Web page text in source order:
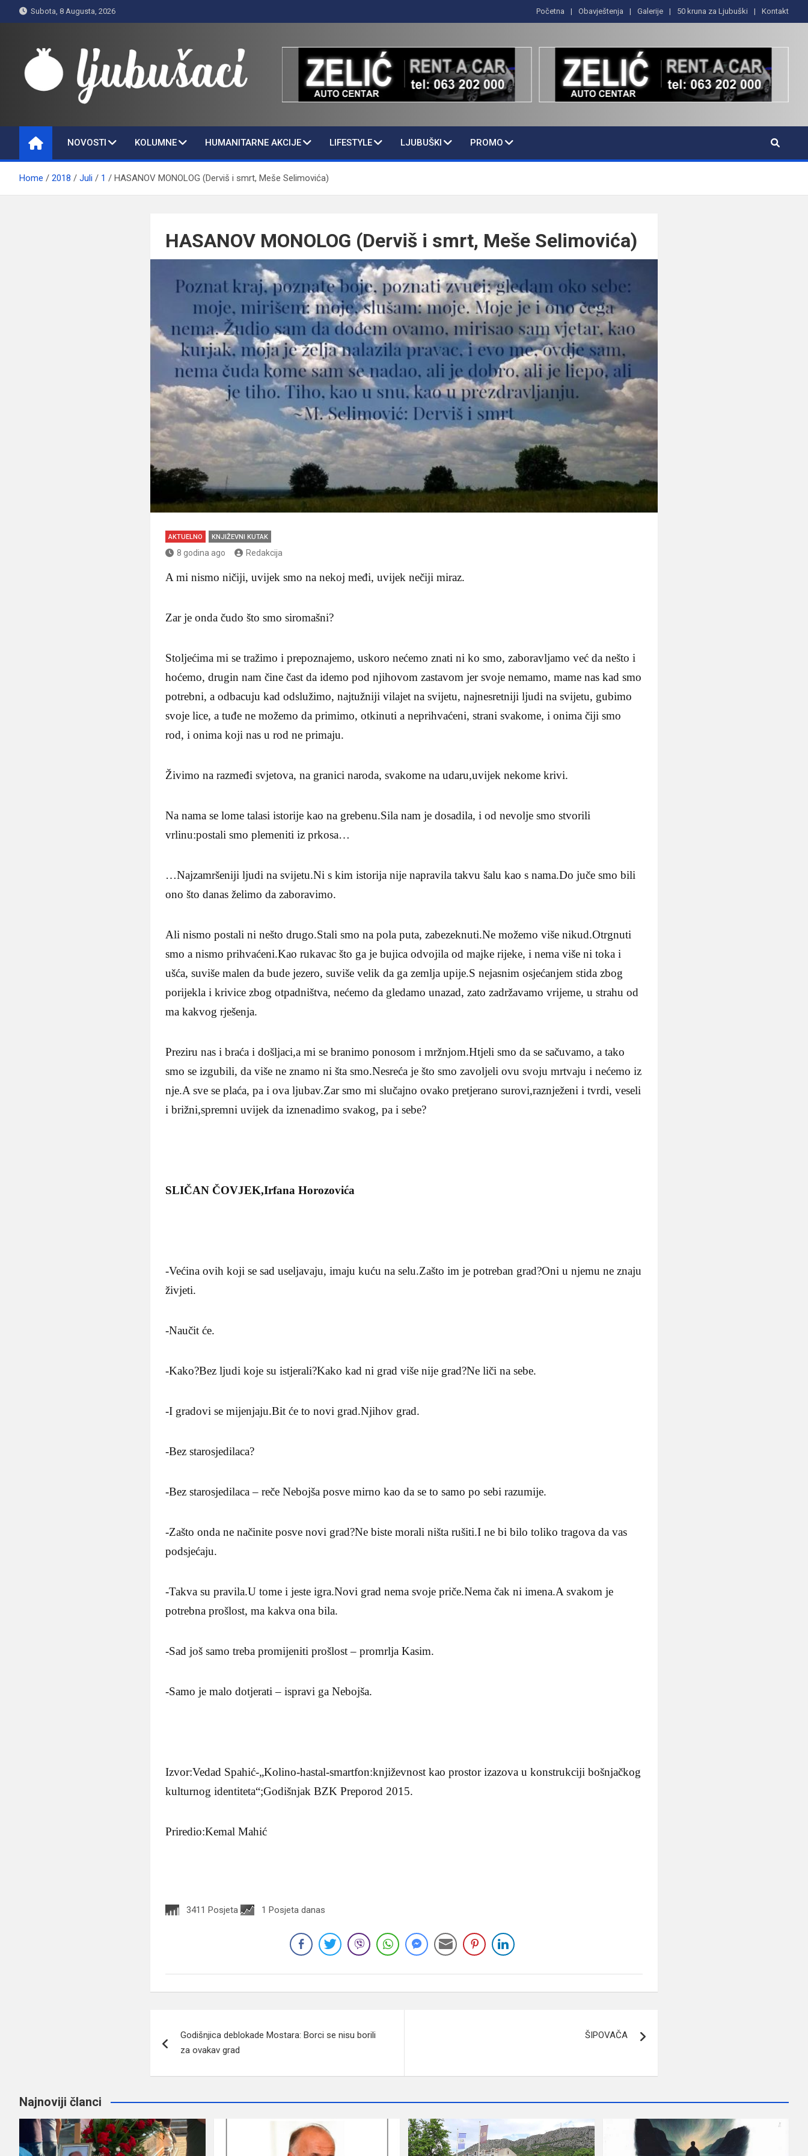
to
Subota, 8 Augusta, 2026 Početna Obavještenja Galerije 50 kruna za Ljubuški Kontakt
Ljubušaci
NOVOSTI KOLUMNE HUMANITARNE AKCIJE LIFESTYLE LJUBUŠKI PROMO
Home 2018 Juli 1 HASANOV MONOLOG (Derviš i smrt, Meše Selimovića)
HASANOV MONOLOG (Derviš i smrt, Meše Selimovića)
AKTUELNO KNJIŽEVNI KUTAK
8 godina ago Redakcija
A mi nismo ničiji, uvijek smo na nekoj međi, uvijek nečiji miraz.
Zar je onda čudo što smo siromašni?
Stoljećima mi se tražimo i prepoznajemo, uskoro nećemo znati ni ko smo, zaboravljamo već da nešto i
hoćemo, drugin nam čine čast da idemo pod njihovom zastavom jer svoje nemamo, mame nas kad smo
potrebni, a odbacuju kad odslužimo, najtužniji vilajet na svijetu, najnesretniji ljudi na svijetu, gubimo
svoje lice, a tuđe ne možemo da primimo, otkinuti a neprihvaćeni, strani svakome, i onima čiji smo
rod, i onima koji nas u rod ne primaju.
Živimo na razmeđi svjetova, na granici naroda, svakome na udaru,uvijek nekome krivi.
Na nama se lome talasi istorije kao na grebenu.Sila nam je dosadila, i od nevolje smo stvorili
vrlinu:postali smo plemeniti iz prkosa…
…Najzamršeniji ljudi na svijetu.Ni s kim istorija nije napravila takvu šalu kao s nama.Do juče smo bili
ono što danas želimo da zaboravimo.
Ali nismo postali ni nešto drugo.Stali smo na pola puta, zabezeknuti.Ne možemo više nikud.Otrgnuti
smo a nismo prihvaćeni.Kao rukavac što ga je bujica odvojila od majke rijeke, i nema više ni toka i
ušća, suviše malen da bude jezero, suviše velik da ga zemlja upije.S nejasnim osjećanjem stida zbog
porijekla i krivice zbog otpadništva, nećemo da gledamo unazad, zato zadržavamo vrijeme, u strahu od
ma kakvog rješenja.
Preziru nas i braća i došljaci,a mi se branimo ponosom i mržnjom.Htjeli smo da se sačuvamo, a tako
smo se izgubili, da više ne znamo ni šta smo.Nesreća je što smo zavoljeli ovu svoju mrtvaju i nećemo iz
nje.A sve se plaća, pa i ova ljubav.Zar smo mi slučajno ovako pretjerano surovi,raznježeni i tvrdi, veseli
i brižni,spremni uvijek da iznenadimo svakog, pa i sebe?
SLIČAN ČOVJEK,Irfana Horozovića
-Većina ovih koji se sad useljavaju, imaju kuću na selu.Zašto im je potreban grad?Oni u njemu ne znaju
živjeti.
-Naučit će.
-Kako?Bez ljudi koje su istjerali?Kako kad ni grad više nije grad?Ne liči na sebe.
-I gradovi se mijenjaju.Bit će to novi grad.Njihov grad.
-Bez starosjedilaca?
-Bez starosjedilaca – reče Nebojša posve mirno kao da se to samo po sebi razumije.
-Zašto onda ne načinite posve novi grad?Ne biste morali ništa rušiti.I ne bi bilo toliko tragova da vas
podsjećaju.
-Takva su pravila.U tome i jeste igra.Novi grad nema svoje priče.Nema čak ni imena.A svakom je
potrebna prošlost, ma kakva ona bila.
-Sad još samo treba promijeniti prošlost – promrlja Kasim.
-Samo je malo dotjerati – ispravi ga Nebojša.
Izvor:Vedad Spahić-„Kolino-hastal-smartfon:književnost kao prostor izazova u konstrukciji bošnjačkog
kulturnog identiteta“;Godišnjak BZK Preporod 2015.
Priredio:Kemal Mahić
3411 Posjeta 1 Posjeta danas
članaka
Godišnjica deblokade Mostara: Borci se nisu borili
za ovakav grad
ŠIPOVAČA
Najnoviji članci